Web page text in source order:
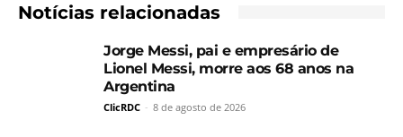
Notícias relacionadas
Jorge Messi, pai e empresário de
Lionel Messi, morre aos 68 anos na
Argentina
ClicRDC - 8 de agosto de 2026